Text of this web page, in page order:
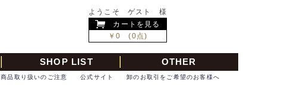
ようこそ ゲスト 様
カートを見る
￥0 (0点)
SHOP LIST OTHER
卸のお取引をご希望のお客様へ
公式サイト
商品取り扱いのご注意